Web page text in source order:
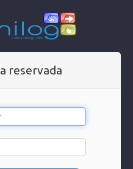
reservada